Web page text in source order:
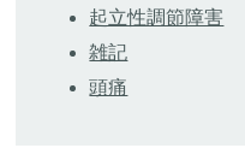
起立性調節障害
雑記
頭痛